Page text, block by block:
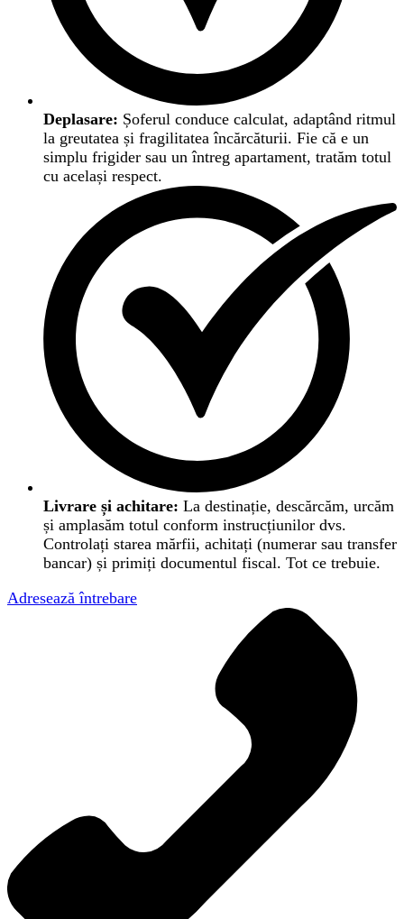
Deplasare: Șoferul conduce calculat, adaptând ritmul
la greutatea și fragilitatea încărcăturii. Fie că e un
simplu frigider sau un întreg apartament, tratăm totul
cu același respect.
Livrare și achitare: La destinație, descărcăm, urcăm
și amplasăm totul conform instrucțiunilor dvs.
Controlați starea mărfii, achitați (numerar sau transfer
bancar) și primiți documentul fiscal. Tot ce trebuie.
Adresează întrebare